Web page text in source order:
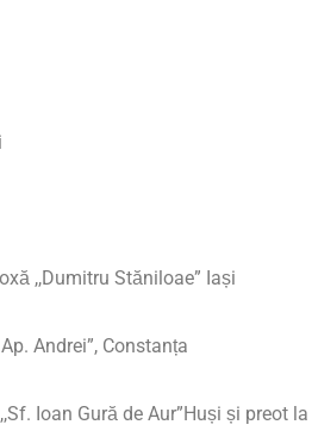
,,Dumitru Stăniloae” Iași
Andrei”, Constanța
Ioan Gură de Aur”Huși și preot la